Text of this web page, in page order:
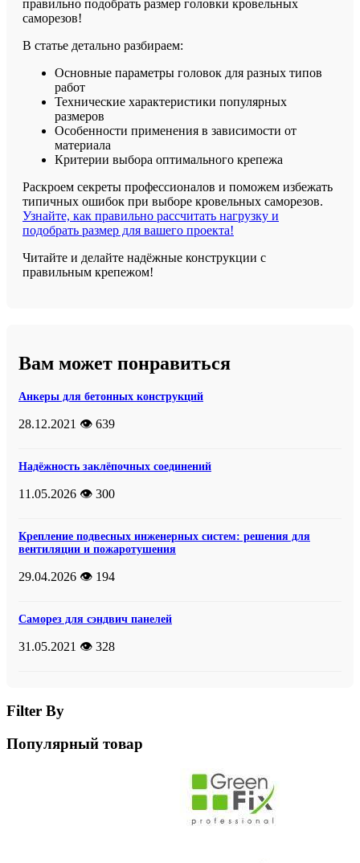
правильно подобрать размер головки кровельных
саморезов!
В статье детально разбираем:
Основные параметры головок для разных типов
работ
Технические характеристики популярных
размеров
Особенности применения в зависимости от
материала
Критерии выбора оптимального крепежа
Раскроем секреты профессионалов и поможем избежать
типичных ошибок при выборе кровельных саморезов.
Узнайте, как правильно рассчитать нагрузку и
подобрать размер для вашего проекта!
Читайте и делайте надёжные конструкции с
правильным крепежом!
Вам может понравиться
Анкеры для бетонных конструкций
28.12.2021 👁️ 639
Надёжность заклёпочных соединений
11.05.2026 👁️ 300
Крепление подвесных инженерных систем: решения для
вентиляции и пожаротушения
29.04.2026 👁️ 194
Саморез для сэндвич панелей
31.05.2021 👁️ 328
Filter By
Популярный товар